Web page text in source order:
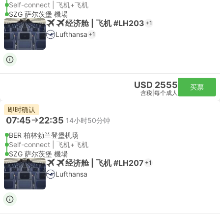
Self-connect | 飞机+飞机
SZG 萨尔茨堡 機場
经济舱 | 飞机 #LH203 +1
Lufthansa +1
USD 2555
含税 每个成人
买票
即时确认
07:45 22:35 14小时50分钟
BER 柏林勃兰登堡机场
Self-connect | 飞机+飞机
SZG 萨尔茨堡 機場
经济舱 | 飞机 #LH207 +1
Lufthansa